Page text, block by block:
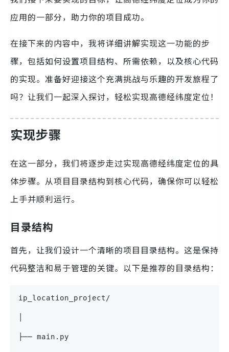
应用的一部分，助力你的项目成功。
在接下来的内容中，我将详细讲解实现这一功能的步
骤，包括如何设置项目结构、所需依赖，以及核心代码
的实现。准备好迎接这个充满挑战与乐趣的开发旅程了
吗？让我们一起深入探讨，轻松实现高德经纬度定位！
实现步骤
在这一部分，我们将逐步走过实现高德经纬度定位的具
体步骤。从项目目录结构到核心代码，确保你可以轻松
上手并顺利运行。
目录结构
首先，让我们设计一个清晰的项目目录结构。这是保持
代码整洁和易于管理的关键。以下是推荐的目录结构：
ip_location_project/
├── main.py